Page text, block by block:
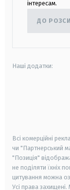
інтересам.
ДО
Наші додатки:
Всі комерційні
чи "Партнерський
"Позиція"
не поділяти їхніх
цитування можна
Усі права захищені.